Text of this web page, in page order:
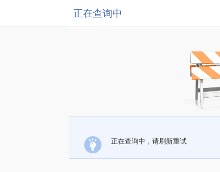
正在查询中
正在查询中，请刷新重试